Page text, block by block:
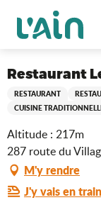
contenu
Accueil
Restaurant
RESTAURANT
CUISINE
Altitude : 217m
287 route du
M'y rendre
J'y vais en